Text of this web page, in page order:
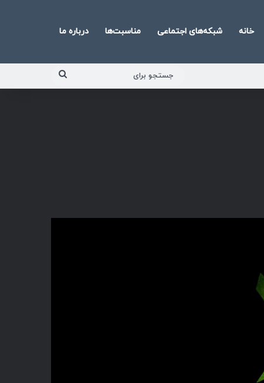
خانه شبکه‌های اجتماعی مناسبت‌ها درباره ما